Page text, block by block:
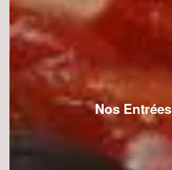
Nos Entrées